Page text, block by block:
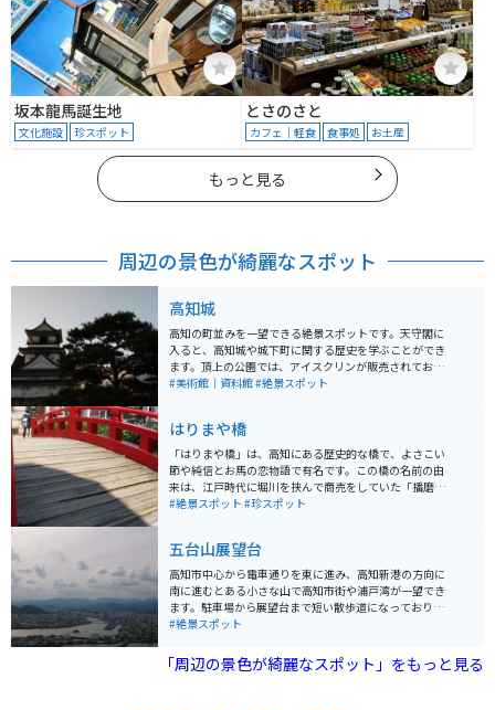
坂本龍馬誕生地
文化施設 珍スポット
とさのさと
カフェ｜軽食 食事処 お土産
もっと見る
周辺の景色が綺麗なスポット
高知城
高知の町並みを一望できる絶景スポットです。天守閣に
入ると、高知城や城下町に関する歴史を学ぶことができ
ます。頂上の公園では、アイスクリンが販売されてお
り、昔ながらの味を味わうことができます。 また、レト
のたたきを食べることができます。
#美術館｜資料館#絶景スポット
はりまや橋
「はりまや橋」は、高知にある歴史的な橋で、よさこい
節や純信とお馬の恋物語で有名です。この橋の名前の由
来は、江戸時代に堀川を挟んで商売をしていた「播磨
屋」と「櫃屋」が互いの交流のために私設の橋を架けた
公園」として整備され、川のせせらぎも再現されていま
す。 平成10年には新しいはりまや橋が架けられ、高知の
漫画家横山隆一氏のデザインの純信とお馬の像も設置さ
れました。また、昭和33年には、歌謡曲「南国土佐を後
にして」のヒットとともに全国的に知られるようになり
したもので、高知県の観光スポットとしても知られてい
ます。近くには赤い桁橋と実際のはりまや橋という石橋
#絶景スポット #珍スポット
五台山展望台
高知市中心から電車通りを東に進み、高知新港の方向に
南に進むとある小さな山で高知市街や浦戸湾が一望でき
ます。駐車場から展望台まで短い散歩道になっており、
緑や花が綺麗です。夜は夜景がとても綺麗で有名な場所
#絶景スポット
「周辺の景色が綺麗なスポット」をもっと見る